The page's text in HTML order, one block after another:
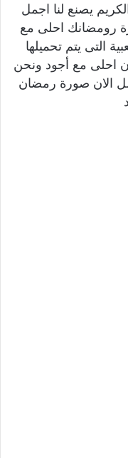
يصنع لنا اجمل
رومضانك احلى مع
التى يتم تحميلها
احلى مع أجود ونحن
الان صورة رمضان